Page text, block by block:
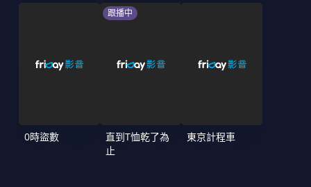
0時盜數
跟播中
直到T恤乾了為
止
東京計程車